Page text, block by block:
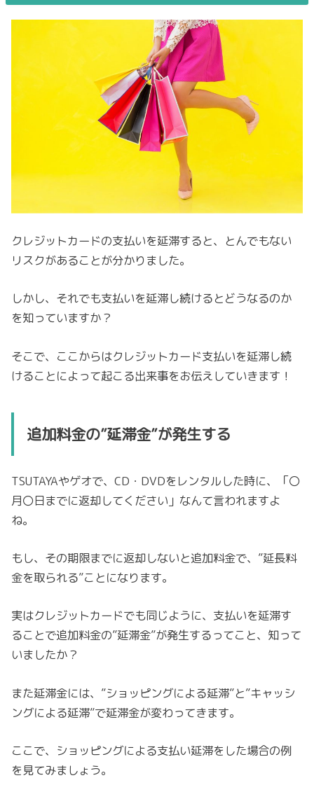
クレジットカードの支払いを延滞すると、とんでもない
リスクがあることが分かりました。
しかし、それでも支払いを延滞し続けるとどうなるのか
を知っていますか？
そこで、ここからはクレジットカード支払いを延滞し続
けることによって起こる出来事をお伝えしていきます！
追加料金の”延滞金”が発生する
TSUTAYAやゲオで、CD・DVDをレンタルした時に、「〇
月〇日までに返却してください」なんて言われますよ
ね。
もし、その期限までに返却しないと追加料金で、”延長料
金を取られる”ことになります。
実はクレジットカードでも同じように、支払いを延滞す
ることで追加料金の”延滞金”が発生するってこと、知って
いましたか？
また延滞金には、”ショッピングによる延滞”と”キャッシ
ングによる延滞”で延滞金が変わってきます。
ここで、ショッピングによる支払い延滞をした場合の例
を見てみましょう。